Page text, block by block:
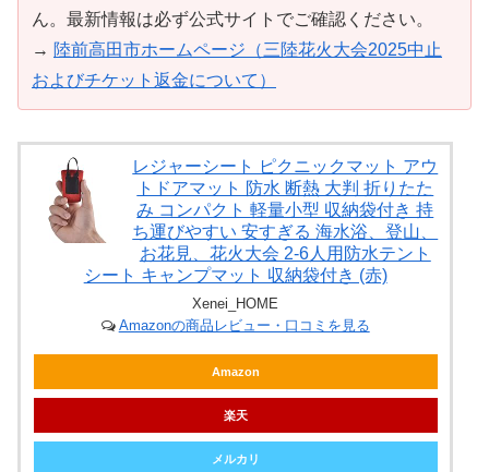
ん。最新情報は必ず公式サイトでご確認ください。
→ 陸前高田市ホームページ（三陸花火大会2025中止
およびチケット返金について）
レジャーシート ピクニックマット アウ
トドアマット 防水 断熱 大判 折りたた
み コンパクト 軽量小型 収納袋付き 持
ち運びやすい 安すぎる 海水浴、登山、
お花見、花火大会 2-6人用防水テント
シート キャンプマット 収納袋付き (赤)
Xenei_HOME
Amazonの商品レビュー・口コミを見る
Amazon
楽天
メルカリ